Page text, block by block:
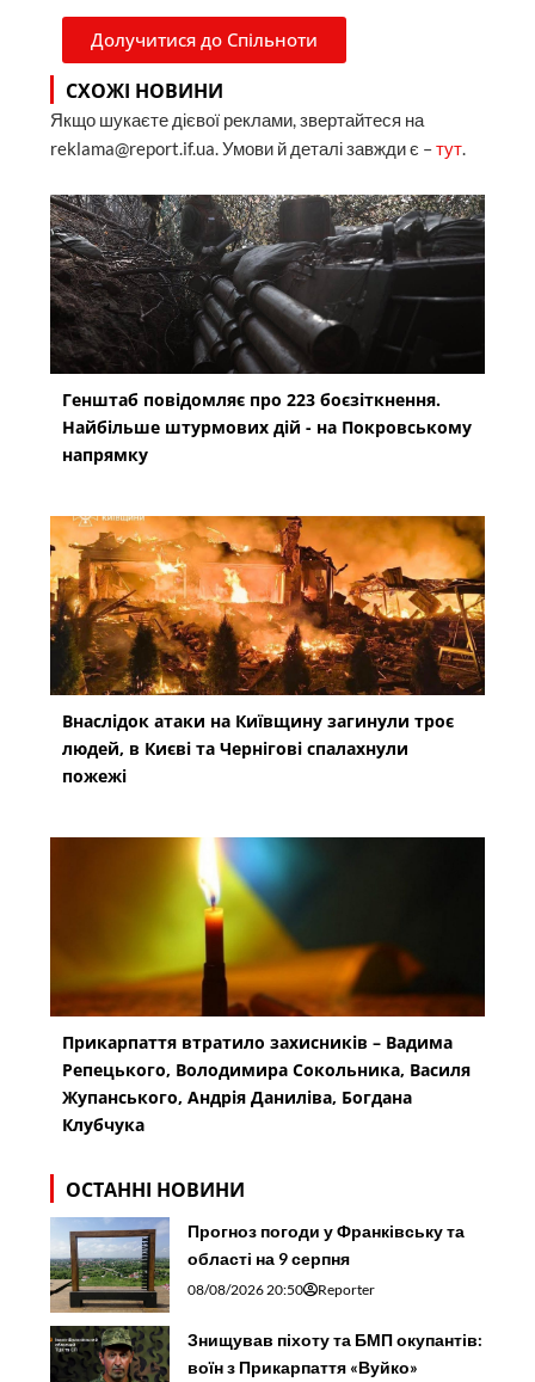
Долучитися до Спільноти
СХОЖІ НОВИНИ
Якщо шукаєте дієвої реклами, звертайтеся на
reklama@report.if.ua. Умови й деталі завжди є –тут.
Генштаб повідомляє про 223 боєзіткнення.
Найбільше штурмових дій - на Покровському
напрямку
Внаслідок атаки на Київщину загинули троє
людей, в Києві та Чернігові спалахнули
пожежі
Прикарпаття втратило захисників – Вадима
Репецького, Володимира Сокольника, Василя
Жупанського, Андрія Даниліва, Богдана
Клубчука
ОСТАННІ НОВИНИ
Прогноз погоди у Франківську та
області на 9 серпня
08/08/2026 20:50 Reporter
Знищував піхоту та БМП окупантів:
воїн з Прикарпаття «Вуйко»